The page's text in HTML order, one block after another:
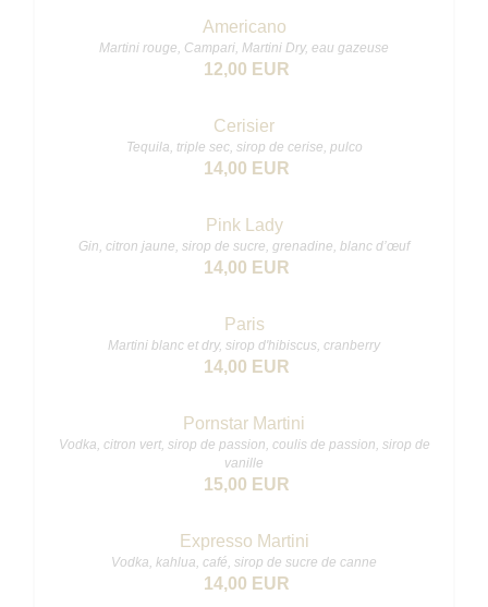
Americano
Martini rouge, Campari, Martini Dry, eau gazeuse
12,00 EUR
Cerisier
Tequila, triple sec, sirop de cerise, pulco
14,00 EUR
Pink Lady
Gin, citron jaune, sirop de sucre, grenadine, blanc d’œuf
14,00 EUR
Paris
Martini blanc et dry, sirop d'hibiscus, cranberry
14,00 EUR
Pornstar Martini
Vodka, citron vert, sirop de passion, coulis de passion, sirop de
vanille
15,00 EUR
Expresso Martini
Vodka, kahlua, café, sirop de sucre de canne
14,00 EUR